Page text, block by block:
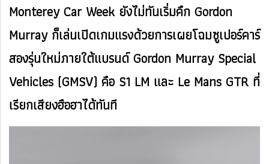
Monterey Car Week ยังไม่ทันเริ่มคึก Gordon
Murray ก็เล่นเปิดเกมแรงด้วยการเผยโฉมซูเปอร์คาร์
สองรุ่นใหม่ภายใต้แบรนด์ Gordon Murray Special
Vehicles (GMSV) คือ S1 LM และ Le Mans GTR ที่
เรียกเสียงฮือฮาได้ทันที